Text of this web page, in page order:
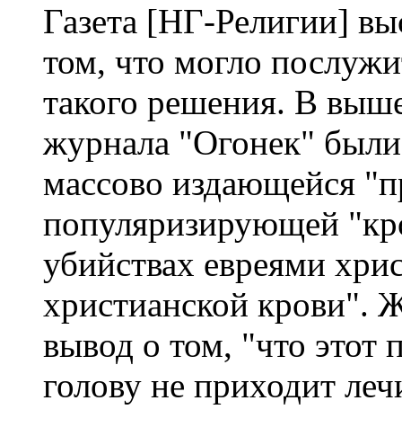
Газета [НГ-Религии]
том, что могло
такого решения. В
журнала "Огонек"
массово издающейся
популяризирующей
убийствах евреями
христианской крови".
вывод о том, "что этот
голову не приходит